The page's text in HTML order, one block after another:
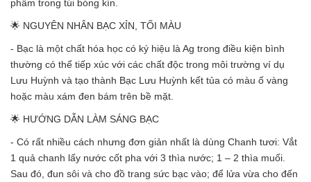
phẩm trong túi bóng kín.
🌟 NGUYÊN NHÂN BẠC XỈN, TỐI MÀU
- Bạc là một chất hóa học có ký hiệu là Ag trong điều kiện bình
thường có thể tiếp xúc với các chất độc trong môi trường ví dụ
Lưu Huỳnh và tạo thành Bạc Lưu Huỳnh kết tủa có màu ố vàng
hoặc màu xám đen bám trên bề mặt.
🌟 HƯỚNG DẪN LÀM SÁNG BẠC
- Có rất nhiều cách nhưng đơn giản nhất là dùng Chanh tươi: Vắt
1 quả chanh lấy nước cốt pha với 3 thìa nước; 1 – 2 thìa muối.
Sau đó, đun sôi và cho đồ trang sức bạc vào; để lửa vừa cho đến